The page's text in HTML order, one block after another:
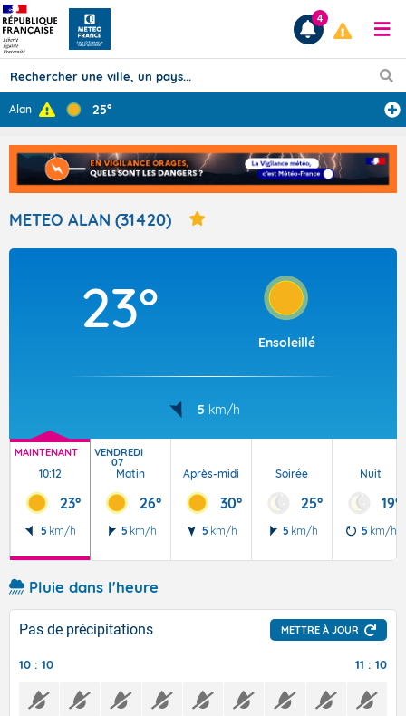
Prévisions
TOUS LES RÉSULTATS
Articles
4
Alan 25°
METEO ALAN (31420)
23°
Ensoleillé
5 km/h
MAINTENANT
10:12
23°
5 km/h
VENDREDI
07
Matin
26°
5 km/h
Après-midi
30°
5 km/h
Soirée
25°
5 km/h
Nuit
19°
5 km/h
Pluie dans l'heure
Pas de précipitations METTRE À JOUR
10 : 10 11 : 10